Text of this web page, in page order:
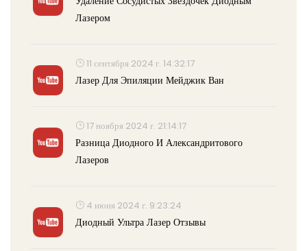
Лазером
11 сентября 2024 г. 14:32:17
Лазер Для Эпиляции Мейджик Ван
17 ноября 2024 г. 21:14:17
Разница Диодного И Александритового
Лазеров
4 июня 2024 г. 9:23:24
Диодный Ультра Лазер Отзывы